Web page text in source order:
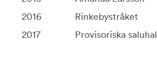
2016
Rinkebystråket
2017
Provisoriska